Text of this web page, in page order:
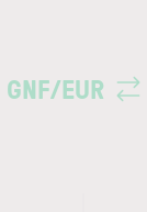
GNF/EUR